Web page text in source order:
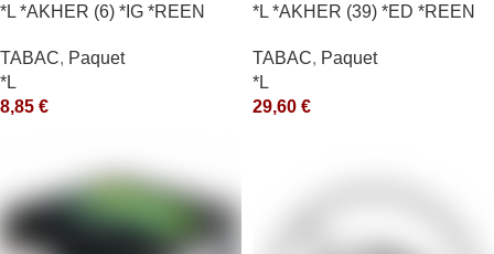
*L *AKHER (6) *IG *REEN
TABAC, Paquet
*L
8,85 €
*L *AKHER (39) *ED *REEN
TABAC, Paquet
*L
29,60 €